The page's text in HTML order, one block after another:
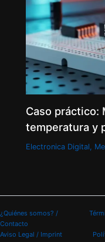
Caso práctico:
temperatura y
Electronica Digital,
¿Quiénes somos? /
Contacto
Aviso Legal / Imprint